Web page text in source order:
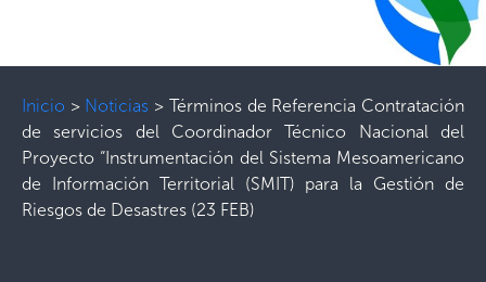
Inicio > Noticias > Términos de Referencia Contratación
de servicios del Coordinador Técnico Nacional del
Proyecto “Instrumentación del Sistema Mesoamericano
de Información Territorial (SMIT) para la Gestión de
Riesgos de Desastres (23 FEB)